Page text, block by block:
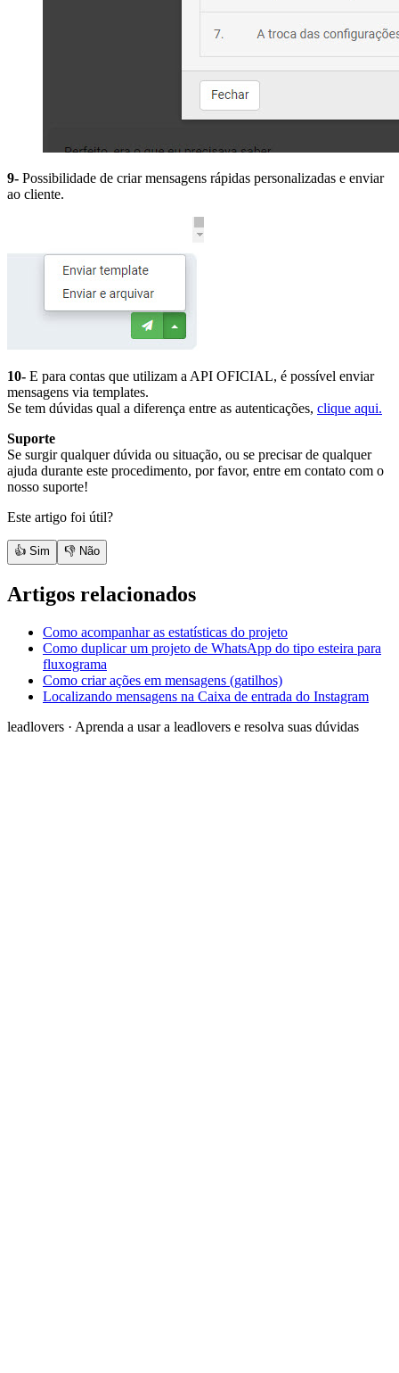
9- Possibilidade de criar mensagens rápidas personalizadas e enviar
ao cliente.
10- E para contas que utilizam a API OFICIAL, é possível enviar
mensagens via templates.
Se tem dúvidas qual a diferença entre as autenticações, clique aqui.
Suporte
Se surgir qualquer dúvida ou situação, ou se precisar de qualquer
ajuda durante este procedimento, por favor, entre em contato com o
nosso suporte!
Este artigo foi útil?
👍 Sim 👎 Não
Artigos relacionados
Como acompanhar as estatísticas do projeto
Como duplicar um projeto de WhatsApp do tipo esteira para
fluxograma
Como criar ações em mensagens (gatilhos)
Localizando mensagens na Caixa de entrada do Instagram
leadlovers · Aprenda a usar a leadlovers e resolva suas dúvidas